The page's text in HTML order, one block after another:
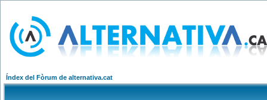
Índex del Fòrum de alternativa.cat